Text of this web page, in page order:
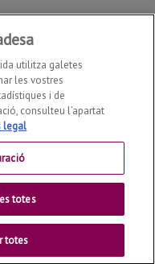
i Història de l'Art
utilitza galetes
les vostres
i de
consulteu l’apartat
legal
totes
totes